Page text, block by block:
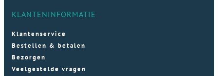
KLANTENINFORMATIE
Klantenservice
Bestellen & betalen
Bezorgen
Veelgestelde vragen